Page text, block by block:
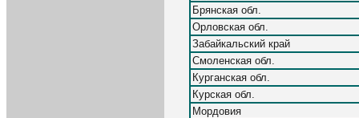
Брянская обл.
Орловская обл.
Забайкальский край
Смоленская обл.
Курганская обл.
Курская обл.
Мордовия